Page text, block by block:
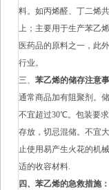
料。如丙烯醛、丁二烯
上；主要用于生产苯乙
医药品的原料之一，此
行业。
三、 苯乙烯的储存注意
通常商品加有阻聚剂。
不宜超过30℃。包装要
存放，切忌混储。不宜
止使用易产生火花的机
适的收容材料.
四、苯乙烯的急救措施：